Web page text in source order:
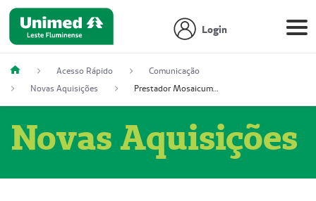
Login
Acesso Rápido
Comunicação
Novas Aquisições
Prestador Mosaicum Espaço Clínico Eireli (51004355-5)
Novas Aquisições